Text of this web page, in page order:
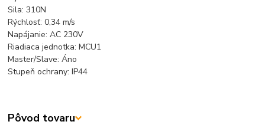
Sila: 310N
Rýchlosť: 0,34 m/s
Napájanie: AC 230V
Riadiaca jednotka: MCU1
Master/Slave:Áno
Stupeň ochrany: IP44
Pôvod tovaru